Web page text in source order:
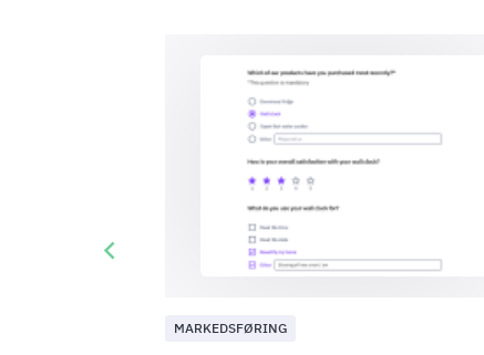
MARKEDSFØRING
Previous slide